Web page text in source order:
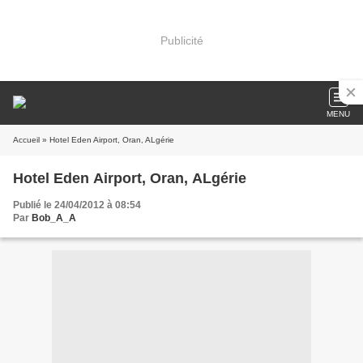
Publicité
MENU
Accueil » Hotel Eden Airport, Oran, ALgérie
Hotel Eden Airport, Oran, ALgérie
Publié le 24/04/2012 à 08:54
Par Bob_A_A